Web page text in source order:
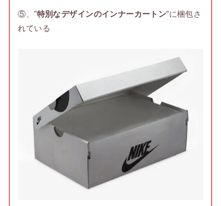
⑤、”特別なデザインのインナーカートン”に梱包さ
れている